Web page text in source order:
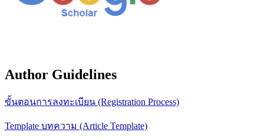
Author Guidelines
ขั้นตอนการลงทะเบียน (Registration Process)
Template บทความ (Article Template)